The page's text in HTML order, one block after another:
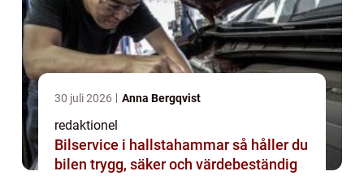
30 juli 2026 Anna Bergqvist
redaktionel
Bilservice i hallstahammar så håller du
bilen trygg, säker och värdebeständig